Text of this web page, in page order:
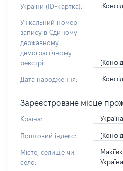
України (ID-картка):
Унікальний номер
запису в Єдиному
державному
демографічному
реєстрі:
Дата народження:
Зареєстроване місце
Країна: Україна
Поштовий індекс:
Місто, селище чи
село:
Україна